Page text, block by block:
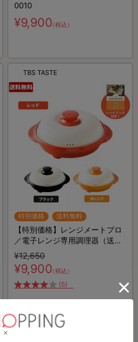
0010
¥9,900（税込）
TBS TASTE
特別価格 送料無料
【特別価格】レンジメートプロ
／電子レンジ専用調理器（送料
無料）
¥12,650
¥9,900（税込）
(5)